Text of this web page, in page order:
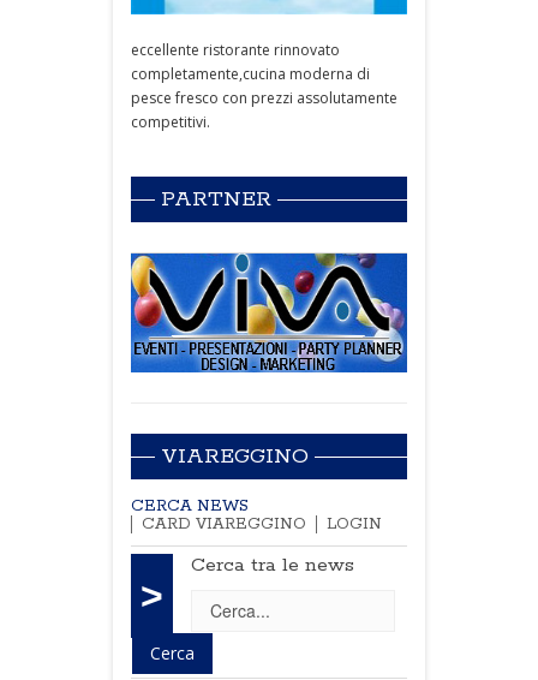
eccellente ristorante rinnovato
completamente,cucina moderna di
pesce fresco con prezzi assolutamente
competitivi.
PARTNER
VIAREGGINO
CERCA NEWS
CARD VIAREGGINO
LOGIN
>
Cerca tra le news